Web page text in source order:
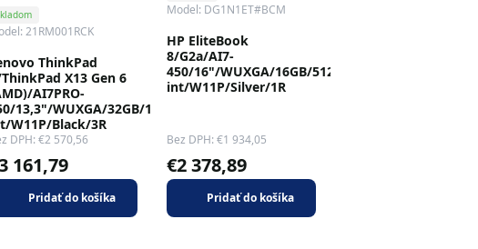
21RM001RCK
ThinkPad
X13 Gen 6
AI7PRO-
13,3"/WUXGA/32GB/1TB/AMD
W11P/Black/3R
DPH: €2 570,56
161,79
Pridať do košíka
Model: DG1N1ET#BCM
HP EliteBook
8/G2a/AI7-
450/16"/WUXGA/16GB/512GB/AMD
int/W11P/Silver/1R
Bez DPH: €1 934,05
€2 378,89
Pridať do košíka